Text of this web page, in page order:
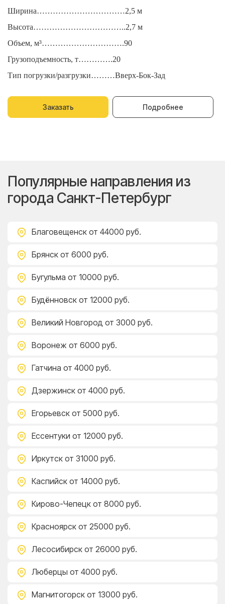
Ширина……………………………2,5 м
Высота……………………………..2,7 м
Объем, м³………………………….90
Грузоподъемность, т………….20
Тип погрузки/разгрузки………Вверх-Бок-Зад
Заказать Подробнее
Популярные направления из
города Санкт-Петербург
Благовещенск от 44000 руб.
Брянск от 6000 руб.
Бугульма от 10000 руб.
Будённовск от 12000 руб.
Великий Новгород от 3000 руб.
Воронеж от 6000 руб.
Гатчина от 4000 руб.
Дзержинск от 4000 руб.
Егорьевск от 5000 руб.
Ессентуки от 12000 руб.
Иркутск от 31000 руб.
Каспийск от 14000 руб.
Кирово-Чепецк от 8000 руб.
Красноярск от 25000 руб.
Лесосибирск от 26000 руб.
Люберцы от 4000 руб.
Магнитогорск от 13000 руб.